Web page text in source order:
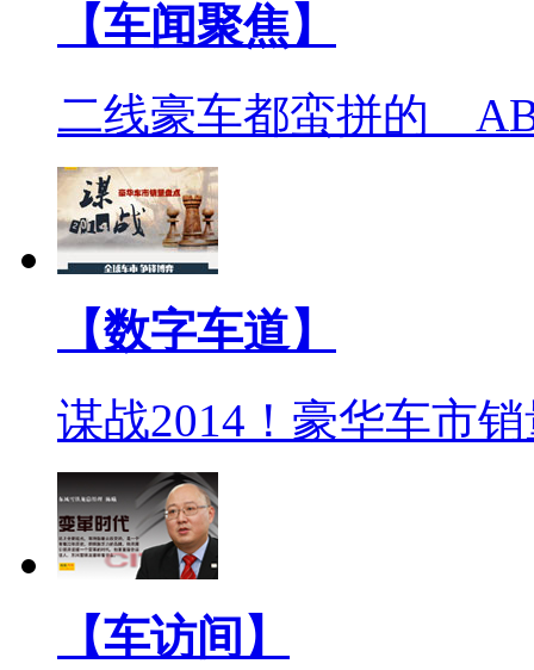
【车闻聚焦】
二线豪车都蛮拼的
【数字车道】
谋战2014！豪华车市
【车访间】